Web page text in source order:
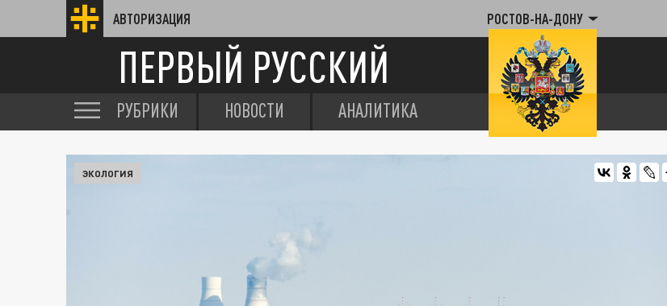
АВТОРИЗАЦИЯ РОСТОВ-НА-ДОНУ
ПЕРВЫЙ РУССКИЙ
РУБРИКИ НОВОСТИ АНАЛИТИКА
ЭКОЛОГИЯ